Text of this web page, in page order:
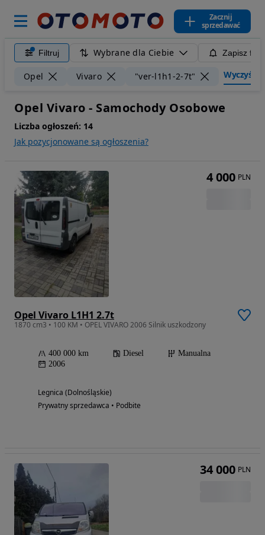
Zacznij
sprzedawać
Filtruj Wybrane dla Ciebie Zapisz
Opel Vivaro "ver-l1h1-2-7t" Wyczyść
Opel Vivaro - Samochody Osobowe
Liczba ogłoszeń: 14
Jak pozycjonowane są ogłoszenia?
Opel Vivaro L1H1 2.7t
1870 cm3 • 100 KM • OPEL VIVARO 2006 Silnik uszkodzony
400 000 km Diesel
Manualna
2006
Legnica (Dolnośląskie)
Prywatny sprzedawca • Podbite
4 000 PLN
34 000 PLN